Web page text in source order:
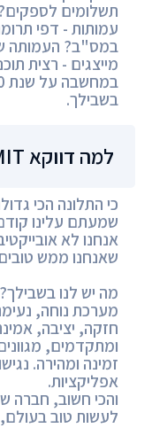
תשלומים
עמותות - דפי
במס"ב? העמותה
מייצגים - רצית
בשבילך.
למה דווקא SUMIT?
כי התלונה הכי
שמעתם עלינו
אנחנו לא
שאנחנו ממש
מה יש לנו בשבילך?
מערכת נוחה,
חזקה, יציבה,
ומתקדמים,
זמינה ומהירה.
אפליקציות.
והכי חשוב, חברה
לעשות טוב